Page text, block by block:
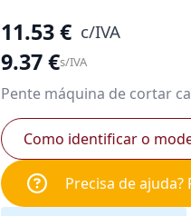
11.53€ c/IVA
9.37€s/IVA
Pente máquina de cortar
Como identificar o
Precisa de ajuda?